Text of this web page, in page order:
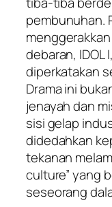
pembunuhan.
debaran, IDOL I
diperkatakan
Drama ini
jenayah dan
sisi gelap
didedahkan
tekanan
culture” yang
seseorang